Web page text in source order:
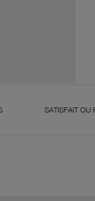
SATISFAIT OU REMBOURSÉ